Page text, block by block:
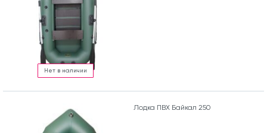
Нет в наличии
Лодка ПВХ Байкал 250